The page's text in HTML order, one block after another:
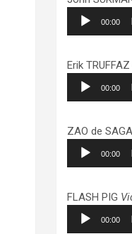
Lecteur
audio
00:00
Erik
Lecteur
audio
00:00
ZAO de
Lecteur
audio
00:00
FLASH PIG
Lecteur
audio
00:00